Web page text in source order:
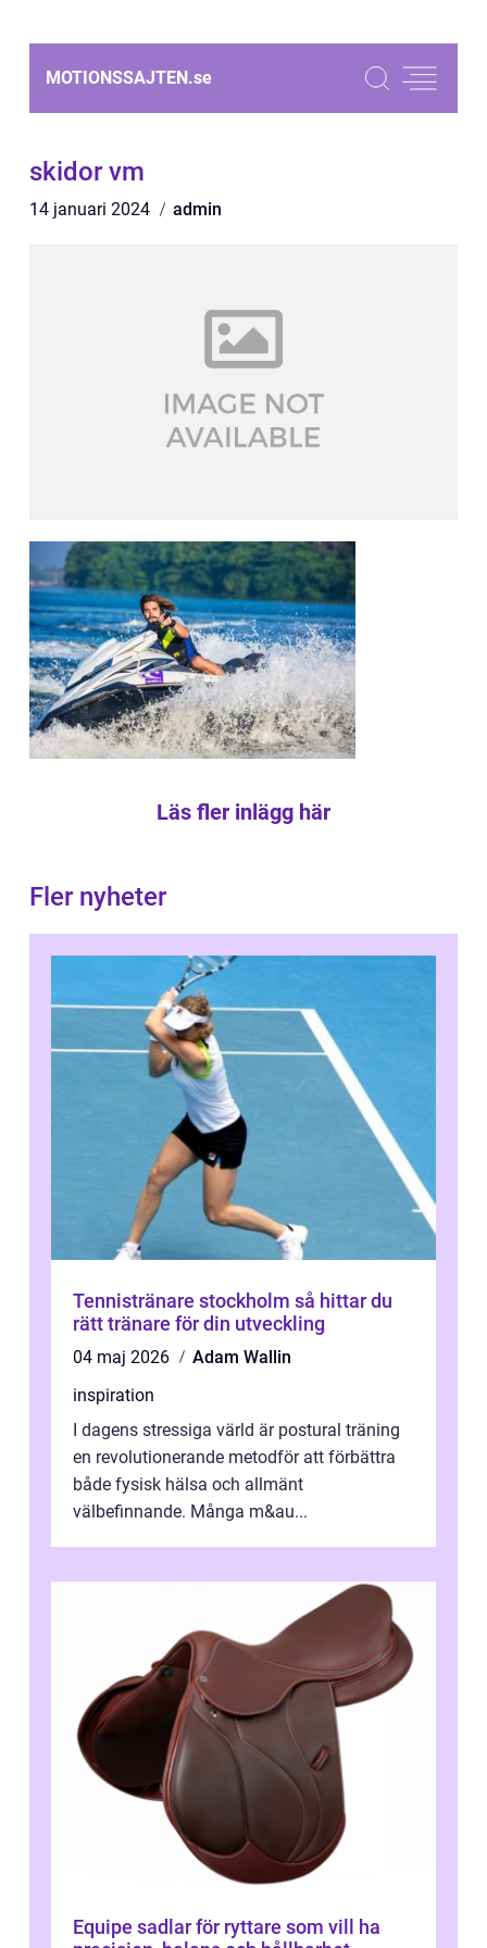
MOTIONSSAJTEN.se
skidor vm
14 januari 2024 admin
Läs fler inlägg här
Fler nyheter
Tennistränare stockholm så hittar du
rätt tränare för din utveckling
04 maj 2026
Adam Wallin
inspiration
I dagens stressiga värld är postural träning
en revolutionerande metodför att förbättra
både fysisk hälsa och allmänt
välbefinnande. Många m&au...
Equipe sadlar för ryttare som vill ha